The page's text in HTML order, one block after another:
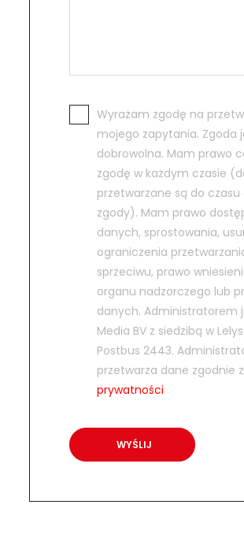
Wyrażam zgodę na
mojego zapytania. Zgoda
dobrowolna. Mam prawo
zgodę w każdym czasie
przetwarzane są do
zgody). Mam prawo
danych, sprostowania,
ograniczenia
sprzeciwu, prawo
organu nadzorczego lub
danych. Administratorem
Media BV z siedzibą w
Postbus 2443.
przetwarza dane zgodnie z
prywatności